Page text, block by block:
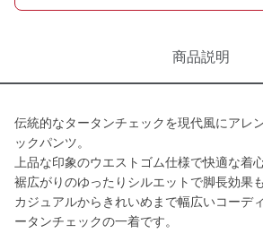
商品説明
伝統的なタータンチェックを現代風にアレ
ックパンツ。
上品な印象のウエストゴム仕様で快適な着
裾広がりのゆったりシルエットで脚長効果
カジュアルからきれいめまで幅広いコーデ
ータンチェックの一着です。